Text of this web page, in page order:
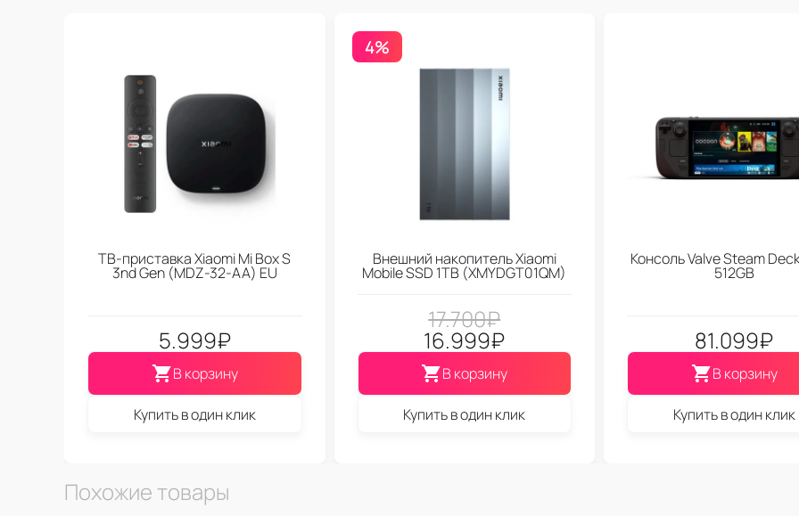
ТВ-приставка Xiaomi Mi Box S
3nd Gen (МDZ-32-АА) EU
5.999₽
В корзину
Купить в один клик
4%
Внешний накопитель Xiaomi
Mobile SSD 1TB (XMYDGT01QM)
17.700₽
16.999₽
В корзину
Купить в один клик
Консоль Valve Steam
512GB
81.099₽
В корзину
Купить в один клик
Похожие товары